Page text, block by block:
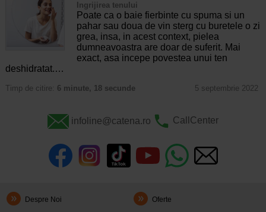
Ingrijirea tenului
Poate ca o baie fierbinte cu spuma si un
pahar sau doua de vin sterg cu buretele o zi
grea, insa, in acest context, pielea
dumneavoastra are doar de suferit. Mai
exact, asa incepe povestea unui ten
deshidratat.…
Timp de citire: 6 minute, 18 secunde 5 septembrie 2022
infoline@catena.ro CallCenter
Despre Noi Oferte